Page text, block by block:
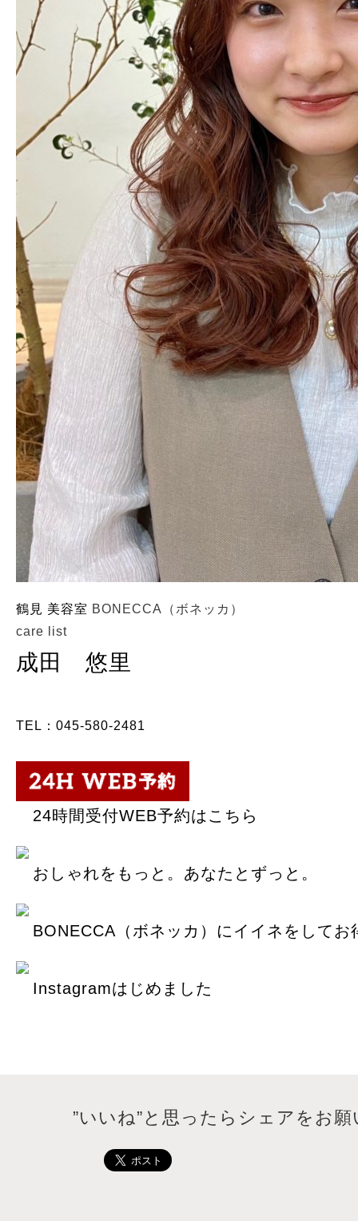
鶴見 美容室 BONECCA（ボネッカ）
care list
成田 悠里
TEL：045-580-2481
24時間受付WEB予約はこちら
おしゃれをもっと。あなたとずっと。
BONECCA（ボネッカ）にイイネをしてお
Instagramはじめました
”いいね”と思ったらシェアをお